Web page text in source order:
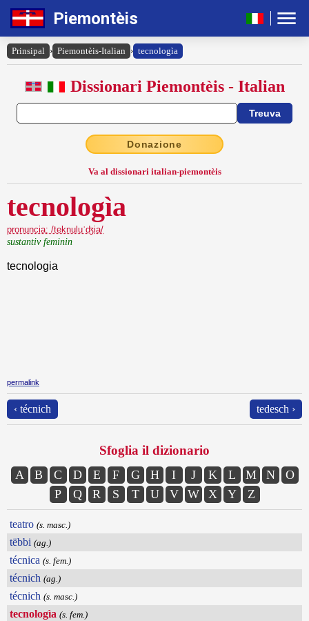
Piemontèis
Prinsipal › Piemontèis-Italian › tecnologìa
Dissionari Piemontèis - Italian
Donazione
Va al dissionari italian-piemontèis
tecnologìa
pronuncia: /teknuluˈʤia/
sustantiv feminin
tecnologia
permalink
‹ técnich tedesch ›
Sfoglia il dizionario
A B C D E F G H I J K L M N
O
P
Q R S T U V W X Y Z
teatro (s. masc.)
tëbbi (ag.)
técnica (s. fem.)
técnich (ag.)
técnich (s. masc.)
tecnologìa (s. fem.)